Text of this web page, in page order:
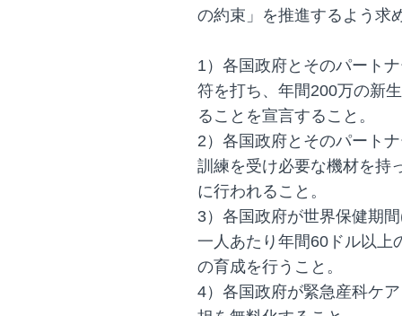
の約束」を推進するよう求
1）各国政府とそのパート
符を打ち、年間200万の新
ることを宣言すること。
2）各国政府とそのパート
訓練を受け必要な機材を持
に行われること。
3）各国政府が世界保健期
一人あたり年間60ドル以上
の育成を行うこと。
4）各国政府が緊急産科ケ